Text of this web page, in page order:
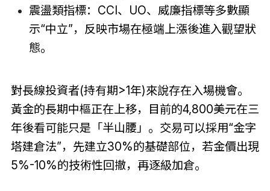
震盪類指標：CCI、UO、威廉指標等多數顯
示“中立”，反映市場在極端上漲後進入觀望狀
態。
對長線投資者(持有期>1年)來說存在入場機會。
黃金的長期中樞正在上移，目前的4,800美元在三
年後看可能只是「半山腰」。交易可以採用“金字
塔建倉法”，先建立30%的基礎部位，若金價出現
5%-10%的技術性回撤，再逐級加倉。